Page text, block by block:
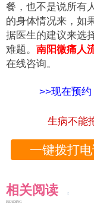
餐，也不是说所有
的身体情况来，如
据医生的建议来选
难题。 南阳微痛人
在线咨询。
>>现在预
生病不能
一键拨打
相关阅读
READING